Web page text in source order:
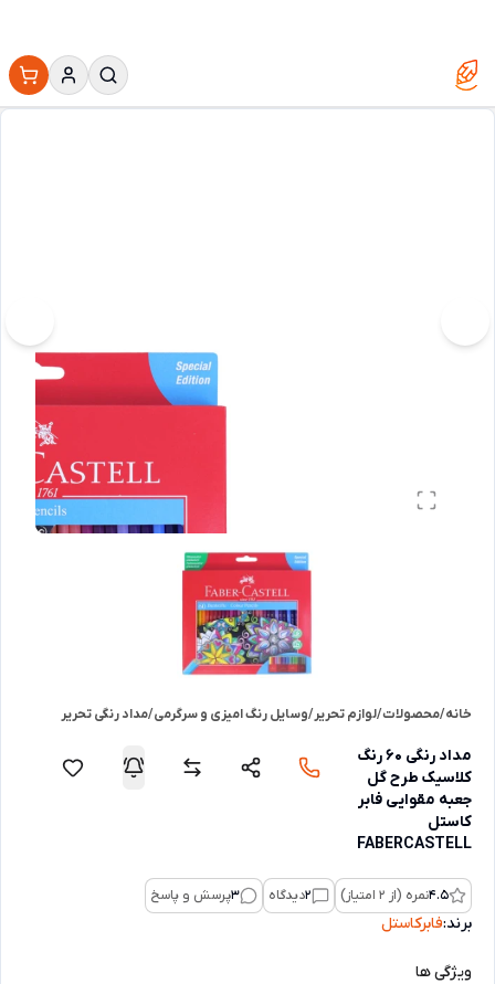
خانه/محصولات/لوازم تحریر/وسایل رنگ امیزی و سرگرمی/مداد رنگی تحریر
مداد رنگی 60 رنگ
کلاسیک طرح گل
جعبه مقوایی فابر
کاستل
FABERCASTELL
4.5نمره (از 2 امتیاز) 2دیدگاه 3پرسش و پاسخ
برند:فابرکاستل
ویژگی ها